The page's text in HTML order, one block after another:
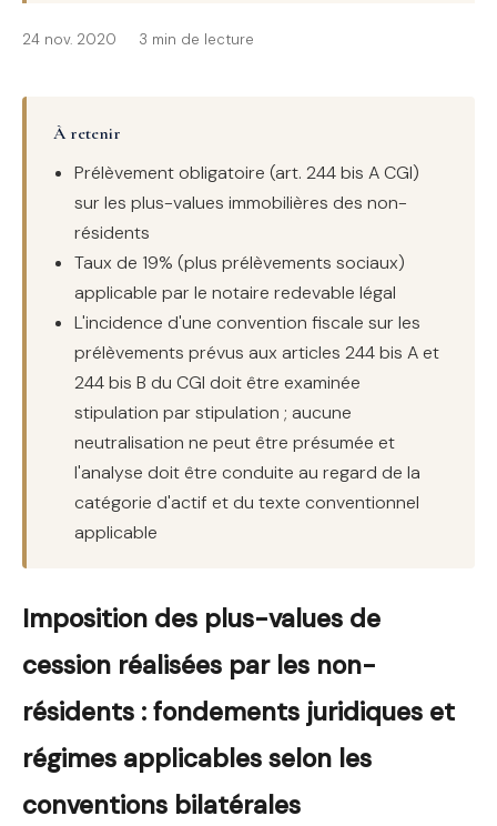
24 nov. 2020 3 min de lecture
À retenir
Prélèvement obligatoire (art. 244 bis A CGI)
sur les plus-values immobilières des non-
résidents
Taux de 19% (plus prélèvements sociaux)
applicable par le notaire redevable légal
L'incidence d'une convention fiscale sur les
prélèvements prévus aux articles 244 bis A et
244 bis B du CGI doit être examinée
stipulation par stipulation ; aucune
neutralisation ne peut être présumée et
l'analyse doit être conduite au regard de la
catégorie d'actif et du texte conventionnel
applicable
Imposition des plus-values de
cession réalisées par les non-
résidents : fondements juridiques et
régimes applicables selon les
conventions bilatérales